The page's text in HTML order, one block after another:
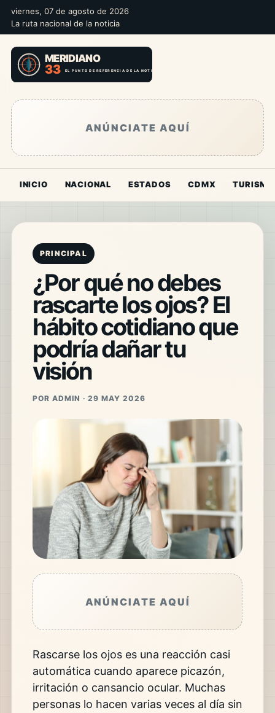
viernes, 07 de agosto de 2026
La ruta nacional de la noticia
ANÚNCIATE AQUÍ
INICIO NACIONAL ESTADOS CDMX TURISMO
PRINCIPAL
¿Por qué no debes
rascarte los ojos? El
hábito cotidiano que
podría dañar tu
visión
POR ADMIN · 29 MAY 2026
ANÚNCIATE AQUÍ
Rascarse los ojos es una reacción casi
automática cuando aparece picazón,
irritación o cansancio ocular. Muchas
personas lo hacen varias veces al día sin